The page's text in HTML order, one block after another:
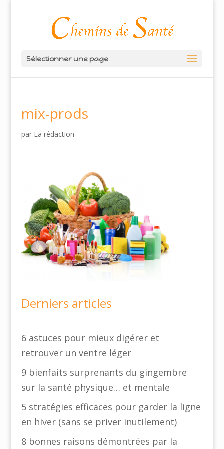
Sélectionner une page
mix-prods
par La rédaction
Derniers articles
6 astuces pour mieux digérer et
retrouver un ventre léger
9 bienfaits surprenants du gingembre
sur la santé physique… et mentale
5 stratégies efficaces pour garder la ligne
en hiver (sans se priver inutilement)
8 bonnes raisons démontrées par la